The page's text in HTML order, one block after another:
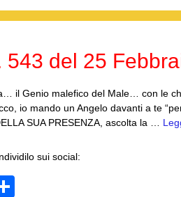
vi
543 del 25
il Genio malefico del Male… con le
io mando un Angelo davanti a te
SUA PRESENZA, ascolta la …
sui social: